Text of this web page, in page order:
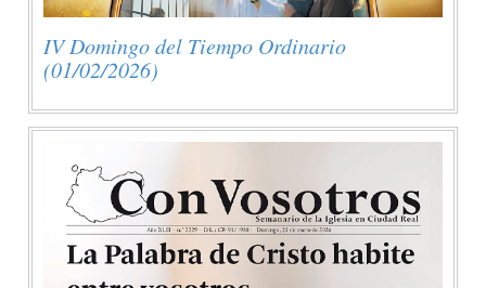
IV Domingo del Tiempo Ordinario
(01/02/2026)